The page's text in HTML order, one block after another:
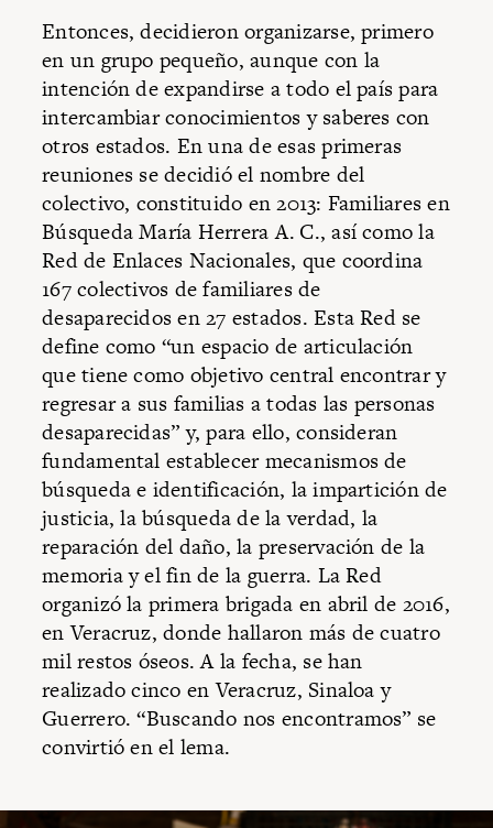
Entonces, decidieron organizarse, primero
en un grupo pequeño, aunque con la
intención de expandirse a todo el país para
intercambiar conocimientos y saberes con
otros estados. En una de esas primeras
reuniones se decidió el nombre del
colectivo, constituido en 2013: Familiares en
Búsqueda María Herrera A. C., así como la
Red de Enlaces Nacionales, que coordina
167 colectivos de familiares de
desaparecidos en 27 estados. Esta Red se
define como “un espacio de articulación
que tiene como objetivo central encontrar y
regresar a sus familias a todas las personas
desaparecidas” y, para ello, consideran
fundamental establecer mecanismos de
búsqueda e identificación, la impartición de
justicia, la búsqueda de la verdad, la
reparación del daño, la preservación de la
memoria y el fin de la guerra. La Red
organizó la primera brigada en abril de 2016,
en Veracruz, donde hallaron más de cuatro
mil restos óseos. A la fecha, se han
realizado cinco en Veracruz, Sinaloa y
Guerrero. “Buscando nos encontramos” se
convirtió en el lema.